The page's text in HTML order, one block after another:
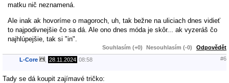
matku nič neznamená.
Ale inak ak hovoríme o magoroch, uh, tak bežne na uliciach dnes vidieť
to najpodivnejšie čo sa dá. Ale ono dnes móda je skôr... ak vyzeráš čo
najhlúpejšie, tak si "in".
Souhlasím (+0) Nesouhlasím (-0) Odpovědět
L-Core 28.11.2024 08:58 #6
Tady se dá koupit zajímavé tričko: